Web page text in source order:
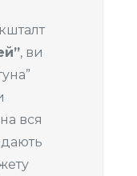
, ви
вся